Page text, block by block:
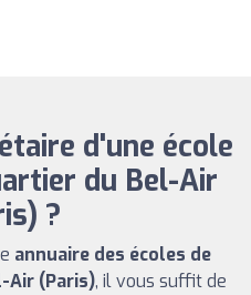
d'une école
du Bel-Air
?
annuaire des écoles de
Air (Paris), il vous suffit de